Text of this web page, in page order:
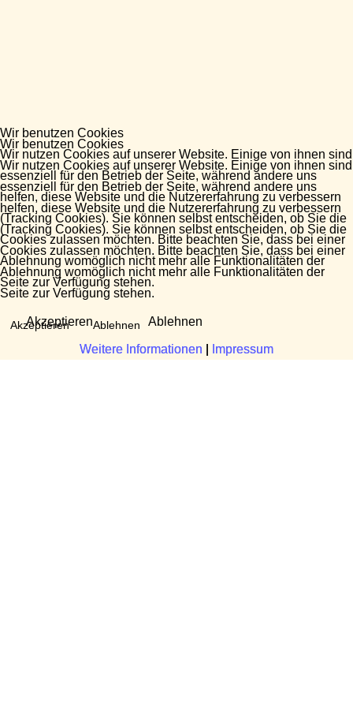
Wir benutzen Cookies
Wir nutzen Cookies auf unserer Website. Einige von ihnen sind
essenziell für den Betrieb der Seite, während andere uns
helfen, diese Website und die Nutzererfahrung zu verbessern
(Tracking Cookies). Sie können selbst entscheiden, ob Sie die
Cookies zulassen möchten. Bitte beachten Sie, dass bei einer
Ablehnung womöglich nicht mehr alle Funktionalitäten der
Seite zur Verfügung stehen.
Akzeptieren Ablehnen
Weitere Informationen Impressum
Wir benutzen Cookies
Wir nutzen Cookies auf unserer Website. Einige von ihnen sind
essenziell für den Betrieb der Seite, während andere uns
helfen, diese Website und die Nutzererfahrung zu verbessern
(Tracking Cookies). Sie können selbst entscheiden, ob Sie die
Cookies zulassen möchten. Bitte beachten Sie, dass bei einer
Ablehnung womöglich nicht mehr alle Funktionalitäten der
Seite zur Verfügung stehen.
Akzeptieren Ablehnen
Weitere Informationen Impressum